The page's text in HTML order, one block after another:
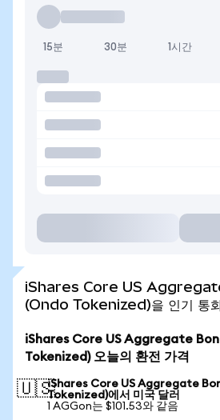
15분 30분 1시간
iShares Core US
(Ondo Tokenized)을 인기 통화
iShares Core US Aggregate
Tokenized) 오늘의 환전 가격
🇺🇸iShares Core US Aggregate
Tokenized)에서 미국 달러
1 AGGon는 $101.53와 같음